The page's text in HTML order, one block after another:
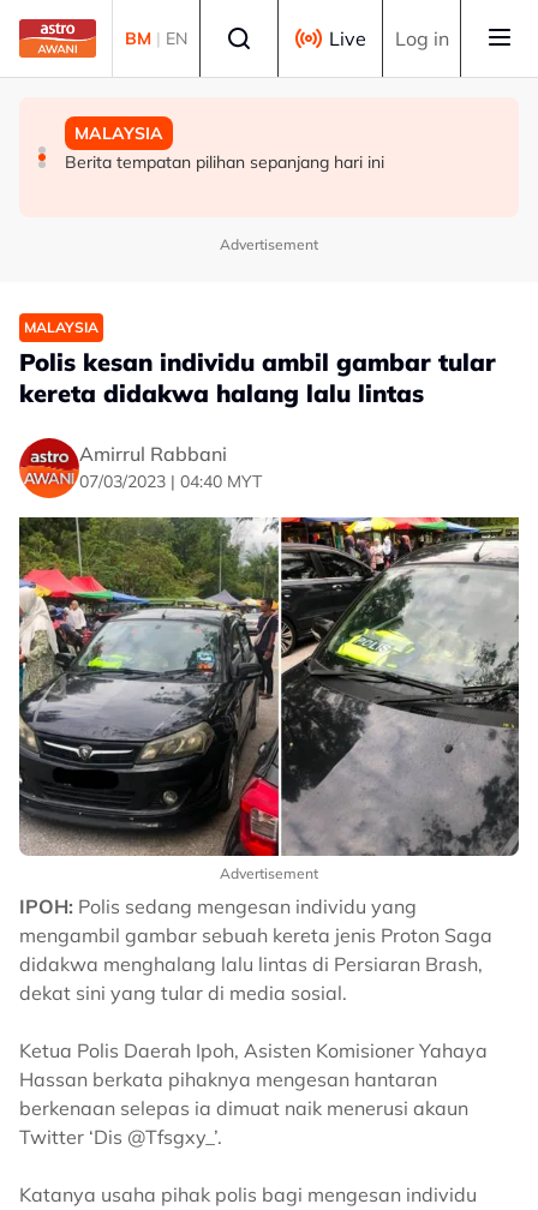
Skip to main content
BM | EN Live Log in
MALAYSIA
Teknologi "5G Advanced" buka potensi besar pacu
SUKAN
Mohamed Salah sertai Trabzonspor, terima €17 juta
MALAYSIA
Berita tempatan pilihan sepanjang hari ini
Advertisement
MALAYSIA
Polis kesan individu ambil gambar tular
kereta didakwa halang lalu lintas
Amirrul Rabbani
07/03/2023 | 04:40 MYT
Advertisement
IPOH: Polis sedang mengesan individu yang
mengambil gambar sebuah kereta jenis Proton Saga
didakwa menghalang lalu lintas di Persiaran Brash,
dekat sini yang tular di media sosial.
Ketua Polis Daerah Ipoh, Asisten Komisioner Yahaya
Hassan berkata pihaknya mengesan hantaran
berkenaan selepas ia dimuat naik menerusi akaun
Twitter ‘Dis @Tfsgxy_’.
Katanya usaha pihak polis bagi mengesan individu